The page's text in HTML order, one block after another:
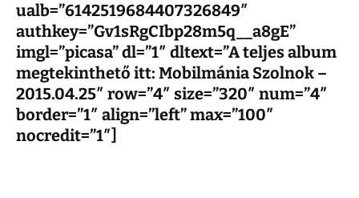
ualb=”6142519684407326849″
authkey=”Gv1sRgCIbp28m5q__a8gE”
imgl=”picasa” dl=”1″ dltext=”A teljes album
megtekinthető itt: Mobilmánia Szolnok –
2015.04.25″ row=”4″ size=”320″ num=”4″
border=”1″ align=”left” max=”100″
nocredit=”1″]